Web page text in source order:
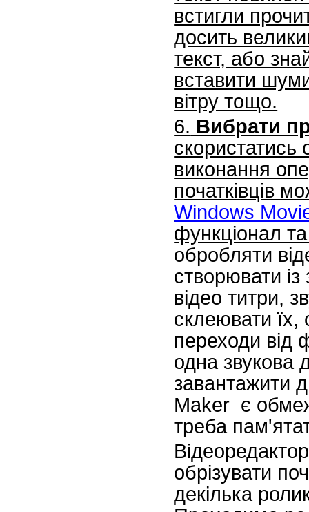
встигли
досить
текст, або
вставити
вітру тощо.
6. Вибрати
виконання
початківців
Windows
функціонал
обробляти
створювати
відео титри,
склеювати
переходи від
одна звукова
завантажити
Maker є
треба
обрізувати
декілька